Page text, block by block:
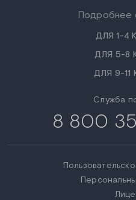
Подробнее
ДЛЯ 1-4
ДЛЯ 5-8
ДЛЯ 9-11
Служба
8 800